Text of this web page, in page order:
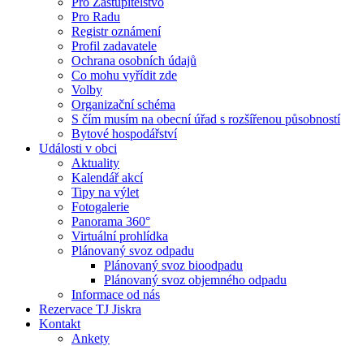
Pro Radu
Registr oznámení
Profil zadavatele
Ochrana osobních údajů
Co mohu vyřídit zde
Volby
Organizační schéma
S čím musím na obecní úřad s rozšířenou působností
Bytové hospodářství
Události v obci
Aktuality
Kalendář akcí
Tipy na výlet
Fotogalerie
Panorama 360°
Virtuální prohlídka
Plánovaný svoz odpadu
Plánovaný svoz bioodpadu
Plánovaný svoz objemného odpadu
Informace od nás
Rezervace TJ Jiskra
Kontakt
Ankety